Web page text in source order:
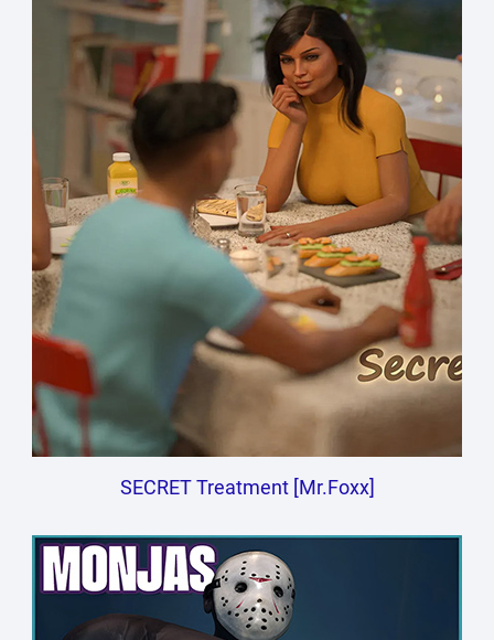
SECRET Treatment [Mr.Foxx]